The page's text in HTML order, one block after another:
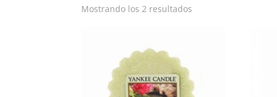
Mostrando los 2 resultados